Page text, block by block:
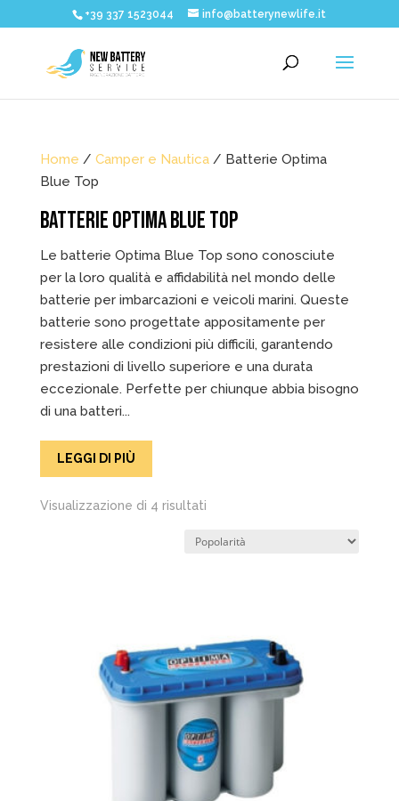
+39 337 1523044 info@batterynewlife.it
Home / Camper e Nautica/ Batterie Optima
Blue Top
BATTERIE OPTIMA BLUE TOP
Le batterie Optima Blue Top sono conosciute
per la loro qualità e affidabilità nel mondo delle
batterie per imbarcazioni e veicoli marini. Queste
batterie sono progettate appositamente per
resistere alle condizioni più difficili, garantendo
prestazioni di livello superiore e una durata
eccezionale. Perfette per chiunque abbia bisogno
di una batteri...
LEGGI DI PIÙ
Visualizzazione di 4 risultatiPopolarità